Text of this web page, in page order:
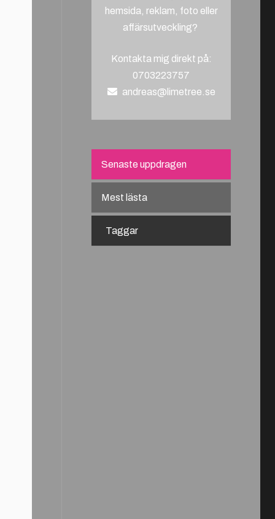
hemsida, reklam, foto eller
affärsutveckling?
Kontakta mig direkt på:
0703223757
andreas@limetree.se
Senaste uppdragen
Mest lästa
Taggar